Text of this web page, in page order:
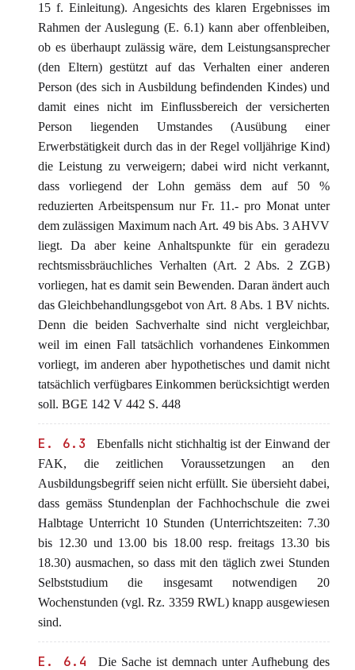
15 f. Einleitung). Angesichts des klaren Ergebnisses im
Rahmen der Auslegung (E. 6.1) kann aber offenbleiben,
ob es überhaupt zulässig wäre, dem Leistungsansprecher
(den Eltern) gestützt auf das Verhalten einer anderen
Person (des sich in Ausbildung befindenden Kindes) und
damit eines nicht im Einflussbereich der versicherten
Person liegenden Umstandes (Ausübung einer
Erwerbstätigkeit durch das in der Regel volljährige Kind)
die Leistung zu verweigern; dabei wird nicht verkannt,
dass vorliegend der Lohn gemäss dem auf 50 %
reduzierten Arbeitspensum nur Fr. 11.- pro Monat unter
dem zulässigen Maximum nach Art. 49 bis Abs. 3 AHVV
liegt. Da aber keine Anhaltspunkte für ein geradezu
rechtsmissbräuchliches Verhalten (Art. 2 Abs. 2 ZGB)
vorliegen, hat es damit sein Bewenden. Daran ändert auch
das Gleichbehandlungsgebot von Art. 8 Abs. 1 BV nichts.
Denn die beiden Sachverhalte sind nicht vergleichbar,
weil im einen Fall tatsächlich vorhandenes Einkommen
vorliegt, im anderen aber hypothetisches und damit nicht
tatsächlich verfügbares Einkommen berücksichtigt werden
soll. BGE 142 V 442 S. 448
E. 6.3
Ebenfalls nicht stichhaltig ist der Einwand der
FAK, die zeitlichen Voraussetzungen an den
Ausbildungsbegriff seien nicht erfüllt. Sie übersieht dabei,
dass gemäss Stundenplan der Fachhochschule die zwei
Halbtage Unterricht 10 Stunden (Unterrichtszeiten: 7.30
bis 12.30 und 13.00 bis 18.00 resp. freitags 13.30 bis
18.30) ausmachen, so dass mit den täglich zwei Stunden
Selbststudium die insgesamt notwendigen 20
Wochenstunden (vgl. Rz. 3359 RWL) knapp ausgewiesen
sind.
E. 6.4
Die Sache ist demnach unter Aufhebung des